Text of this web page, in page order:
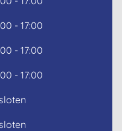
- 17:00
- 17:00
- 17:00